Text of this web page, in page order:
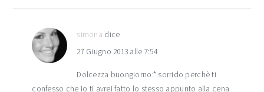
simona dice
27 Giugno 2013 alle 7:54
Dolcezza buongiorno:* sorrido perchè ti
confesso che io ti avrei fatto lo stesso appunto alla cena